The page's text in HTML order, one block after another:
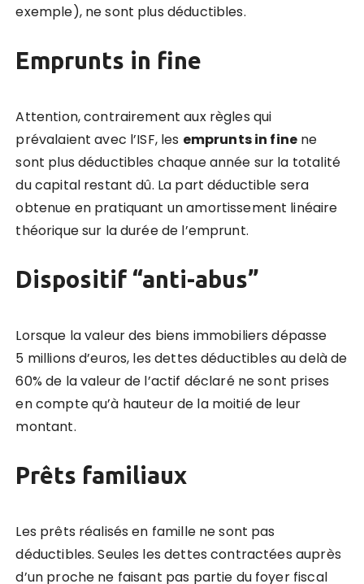
exemple), ne sont plus déductibles.
Emprunts in fine
Attention, contrairement aux règles qui
prévalaient avec l’ISF, les emprunts in fine ne
sont plus déductibles chaque année sur la totalité
du capital restant dû. La part déductible sera
obtenue en pratiquant un amortissement linéaire
théorique sur la durée de l’emprunt.
Dispositif “anti-abus”
Lorsque la valeur des biens immobiliers dépasse
5 millions d’euros, les dettes déductibles au delà de
60% de la valeur de l’actif déclaré ne sont prises
en compte qu’à hauteur de la moitié de leur
montant.
Prêts familiaux
Les prêts réalisés en famille ne sont pas
déductibles. Seules les dettes contractées auprès
d’un proche ne faisant pas partie du foyer fiscal